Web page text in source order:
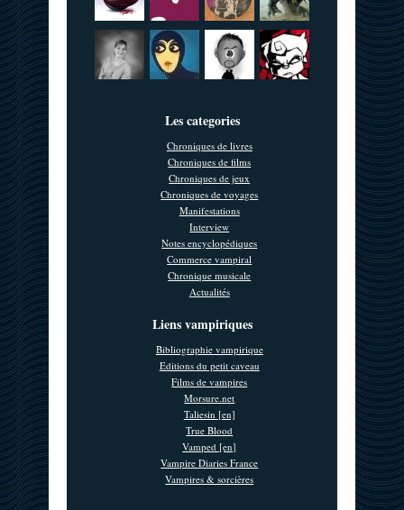
Les categories
Chroniques de livres
Chroniques de films
Chroniques de jeux
Chroniques de voyages
Manifestations
Interview
Notes encyclopédiques
Commerce vampiral
Chronique musicale
Actualités
Liens vampiriques
Bibliographie vampirique
Editions du petit caveau
Films de vampires
Morsure.net
Taliesin [en]
True Blood
Vamped [en]
Vampire Diaries France
Vampires & sorcières